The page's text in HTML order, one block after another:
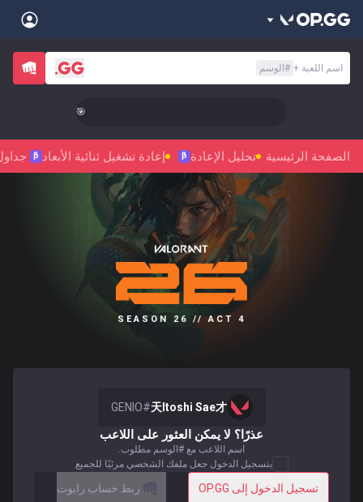
اسم اللعبة +
# الوسم
🎯 Level Up Your Aim to Radiant Status!
الصفحة الرئيسية تحليل الإعادة β إعادة تشغيل ثنائية الأبعاد β
SEASON 26 // ACT 4
天Itoshi Sae才
#
GENIO
عذرًا؟ لا يمكن العثور على اللاعب
اسم اللاعب مع #الوسم مطلوب.
بتسجيل الدخول جعل ملفك الشخصي مرئيًا للجميع
تسجيل الدخول إلى OP.GG ربط حساب رايوت
Stats
Teamfight Tactics
Palworld
Pokémon Champions
Valorant
PUBG
ROBLOX
OVERWATCH2
Pokémon Pokopia
Beta
Marvel Rivals
Slay The Spire 2
Time Takers
Sign in
العربية
Back
한국어
dansk